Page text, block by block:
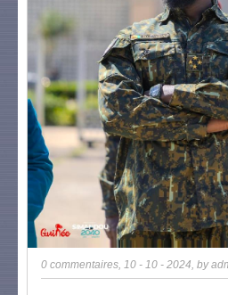
0 commentaires, 10 - 10 - 2024, by